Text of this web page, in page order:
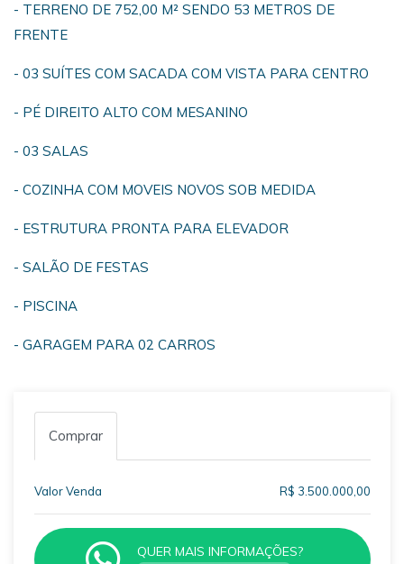
- TERRENO DE 752,00 M² SENDO 53 METROS DE
FRENTE
- 03 SUÍTES COM SACADA COM VISTA PARA CENTRO
- PÉ DIREITO ALTO COM MESANINO
- 03 SALAS
- COZINHA COM MOVEIS NOVOS SOB MEDIDA
- ESTRUTURA PRONTA PARA ELEVADOR
- SALÃO DE FESTAS
- PISCINA
- GARAGEM PARA 02 CARROS
Comprar
Valor Venda R$ 3.500.000,00
QUER MAIS INFORMAÇÕES?